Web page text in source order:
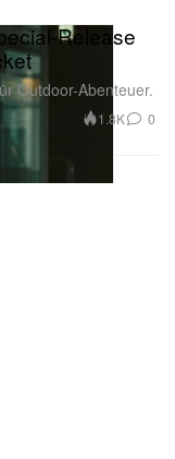
Release
Outdoor-Abenteuer.
1.8K 0